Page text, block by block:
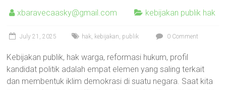
xbaravecaasky@gmail.com kebijakan publik hak
July 21, 2025 hak, kebijakan, publik 0 Comment
Kebijakan publik, hak warga, reformasi hukum, profil
kandidat politik adalah empat elemen yang saling terkait
dan membentuk iklim demokrasi di suatu negara. Saat kita